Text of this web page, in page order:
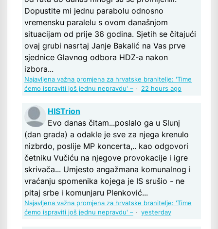
Dopustite mi jednu parabolu odnosno
vremensku paralelu s ovom današnjom
situacijam od prije 36 godina. Sjetih se čitajući
ovaj grubi nasrtaj Janje Bakalić na Vas prve
sjednice Glavnog odbora HDZ-a nakon
izbora...
Najavljena važna promjena za hrvatske branitelje: 'Time
ćemo ispraviti još jednu nepravdu' – · 22 hours ago
HISTrion
Evo danas čitam...poslalo ga u Slunj
(dan grada) a odakle je sve za njega krenulo
nizbrdo, poslije MP koncerta,.. kao odgovori
četniku Vučiću na njegove provokacije i igre
skrivača... Umjesto angažmana komunalnog i
vraćanju spomenika kojega je IS srušio - ne
pitaj srbe i komunjaru Plenković...
Najavljena važna promjena za hrvatske branitelje: 'Time
ćemo ispraviti još jednu nepravdu' – · yesterday